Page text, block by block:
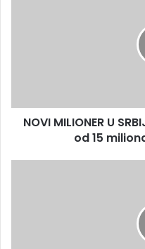
NOVI MILIONER U
od 15